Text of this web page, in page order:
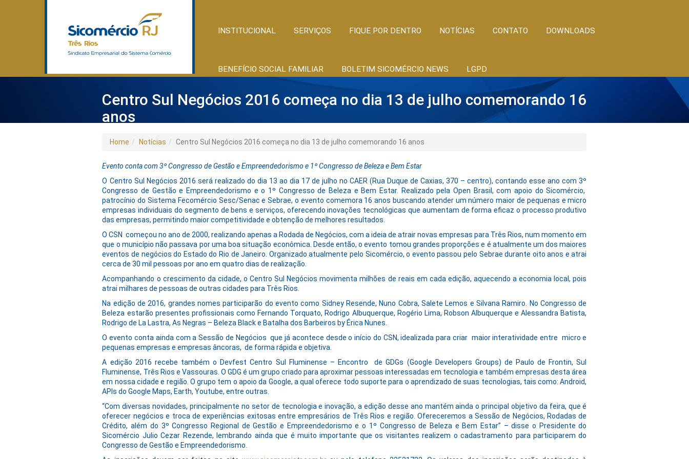
INSTITUCIONAL SERVIÇOS FIQUE POR DENTRO NOTÍCIAS CONTATO DOWNLOADS
BENEFÍCIO SOCIAL FAMILIAR BOLETIM SICOMÉRCIO NEWS LGPD
Centro Sul Negócios 2016 começa no dia 13 de julho comemorando 16
anos
Home Notícias Centro Sul Negócios 2016 começa no dia 13 de julho comemorando 16 anos
Evento conta com 3º Congresso de Gestão e Empreendedorismo e 1º Congresso de Beleza e Bem Estar
O Centro Sul Negócios 2016 será realizado do dia 13 ao dia 17 de julho no CAER (Rua Duque de Caxias, 370 – centro), contando esse ano com 3º
Congresso de Gestão e Empreendedorismo e o 1º Congresso de Beleza e Bem Estar. Realizado pela Open Brasil, com apoio do Sicomércio,
patrocínio do Sistema Fecomércio Sesc/Senac e Sebrae, o evento comemora 16 anos buscando atender um número maior de pequenas e micro
empresas individuais do segmento de bens e serviços, oferecendo inovações tecnológicas que aumentam de forma eficaz o processo produtivo
das empresas, permitindo maior competitividade e obtenção de melhores resultados.
O CSN começou no ano de 2000, realizando apenas a Rodada de Negócios, com a ideia de atrair novas empresas para Três Rios, num momento em
que o município não passava por uma boa situação econômica. Desde então, o evento tomou grandes proporções e é atualmente um dos maiores
eventos de negócios do Estado do Rio de Janeiro. Organizado atualmente pelo Sicomércio, o evento passou pelo Sebrae durante oito anos e atrai
cerca de 30 mil pessoas por ano em quatro dias de realização.
Acompanhando o crescimento da cidade, o Centro Sul Negócios movimenta milhões de reais em cada edição, aquecendo a economia local, pois
atrai milhares de pessoas de outras cidades para Três Rios.
Na edição de 2016, grandes nomes participarão do evento como Sidney Resende, Nuno Cobra, Salete Lemos e Silvana Ramiro. No Congresso de
Beleza estarão presentes profissionais como Fernando Torquato, Rodrigo Albuquerque, Rogério Lima, Robson Albuquerque e Alessandra Batista,
Rodrigo de La Lastra, As Negras – Beleza Black e Batalha dos Barbeiros by Érica Nunes.
O evento conta ainda com a Sessão de Negócios que já acontece desde o início do CSN, idealizada para criar maior interatividade entre micro e
pequenas empresas e empresas âncoras, de forma rápida e objetiva.
A edição 2016 recebe também o Devfest Centro Sul Fluminense – Encontro de GDGs (Google Developers Groups) de Paulo de Frontin, Sul
Fluminense, Três Rios e Vassouras. O GDG é um grupo criado para aproximar pessoas interessadas em tecnologia e também empresas desta área
em nossa cidade e região. O grupo tem o apoio da Google, a qual oferece todo suporte para o aprendizado de suas tecnologias, tais como: Android,
APIs do Google Maps, Earth, Youtube, entre outras.
“Com diversas novidades, principalmente no setor de tecnologia e inovação, a edição desse ano mantém ainda o principal objetivo da feira, que é
oferecer negócios e troca de experiências exitosas entre empresários de Três Rios e região. Ofereceremos a Sessão de Negócios, Rodadas de
Crédito, além do 3º Congresso Regional de Gestão e Empreendedorismo e o 1º Congresso de Beleza e Bem Estar” – disse o Presidente do
Sicomércio Julio Cezar Rezende, lembrando ainda que é muito importante que os visitantes realizem o cadastramento para participarem do
Congresso de Gestão e Empreendedorismo.